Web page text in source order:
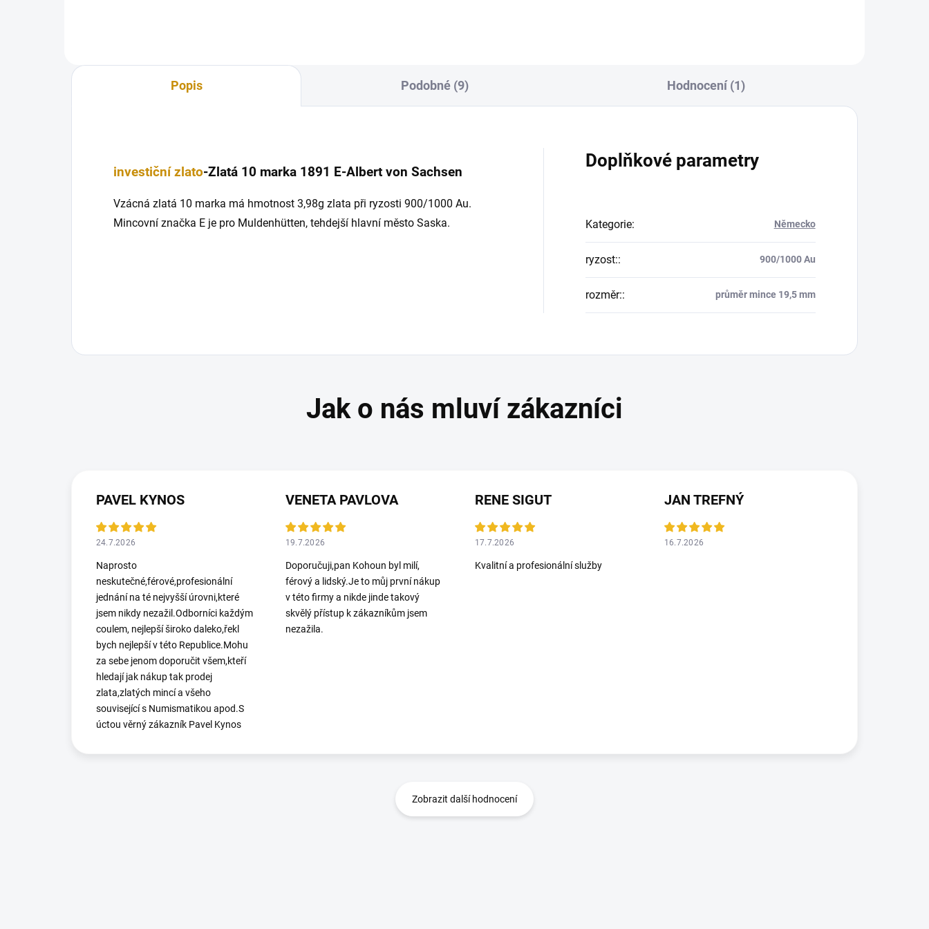
Popis Podobné (9) Hodnocení (1)
investiční zlato-Zlatá 10 marka 1891 E-Albert von Sachsen
Vzácná zlatá 10 marka má hmotnost 3,98g zlata při ryzosti 900/1000 Au.
Mincovní značka E je pro Muldenhütten, tehdejší hlavní město Saska.
Doplňkové parametry
Kategorie: Německo
ryzost:: 900/1000 Au
rozměr:: průměr mince 19,5 mm
PAVEL KYNOS
24.7.2026
Naprosto
neskutečné,férové,profesionální
jednání na té nejvyšší úrovni,které
jsem nikdy nezažil.Odborníci každým
coulem, nejlepší široko daleko,řekl
bych nejlepší v této Republice.Mohu
za sebe jenom doporučit všem,kteří
hledají jak nákup tak prodej
zlata,zlatých mincí a všeho
související s Numismatikou apod.S
úctou věrný zákazník Pavel Kynos
VENETA PAVLOVA
19.7.2026
Doporučuji,pan Kohoun byl milí,
férový a lidský.Je to můj první nákup
v této firmy a nikde jinde takový
skvělý přístup k zákazníkům jsem
nezažila.
RENE SIGUT
17.7.2026
Kvalitní a profesionální služby
JAN TREFNÝ
16.7.2026
Zobrazit další hodnocení